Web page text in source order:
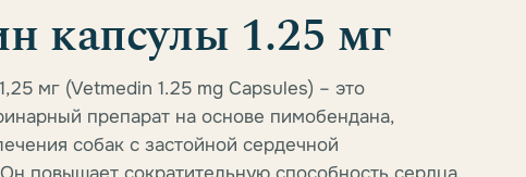
капсулы 1.25 мг
мг (Vetmedin 1.25 mg Capsules) – это
препарат на основе пимобендана,
собак с застойной сердечной